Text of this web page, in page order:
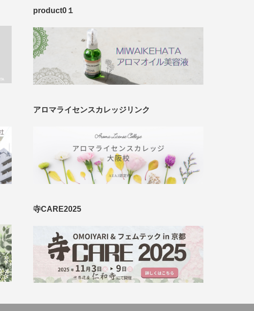
product0１
アロマライセンスカレッジリンク
寺CARE2025